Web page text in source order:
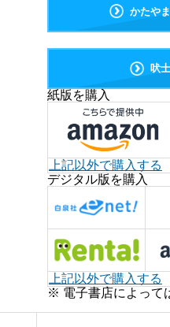
かたや
吠
紙版を購入
上記以外で購入する
デジタル版を購入
上記以外で購入する
※ 電子書店によって